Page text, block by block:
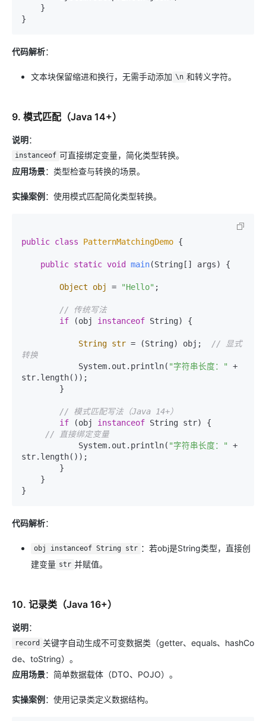
代码解析：
文本块保留缩进和换行，无需手动添加 \n 和转义字符。
9. 模式匹配（Java 14+）
说明：
instanceof 可直接绑定变量，简化类型转换。
应用场景：类型检查与转换的场景。
实操案例 ：使用模式匹配简化类型转换。
public class PatternMatchingDemo {
public static void main(String[] args) {
Object obj = "Hello" ;
// 传统写法
if (obj instanceof String) {
String str = (String) obj;
// 显式
转换
            System.out.println(
"字符串长度："
+
str.length());
// 模式匹配写法（Java 14+）
if (obj instanceof String str) {
// 直接绑定变量
            System.out.println(
"字符串长度："
+
str.length());
代码解析：
obj instanceof String str ：若obj是String类型，直接创
建变量 str 并赋值。
10. 记录类（Java 16+）
说明：
record 关键字自动生成不可变数据类（getter、equals、hashCo
de、toString）。
应用场景：简单数据载体（DTO、POJO）。
实操案例 ：使用记录类定义数据结构。